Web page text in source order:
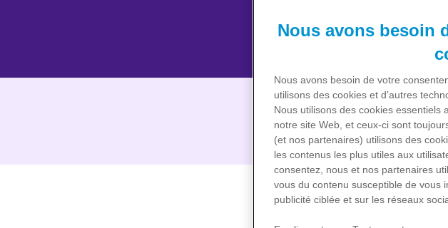
Nous avons besoin
Nous avons besoin de votre
utilisons des cookies et d’autres
Nous utilisons des cookies essentiels
notre site Web, et ceux-ci sont
(et nos partenaires) utilisons des
les contenus les plus utiles aux
consentez, nous et nos partenaires
vous du contenu susceptible de vous
publicité ciblée et sur les réseaux